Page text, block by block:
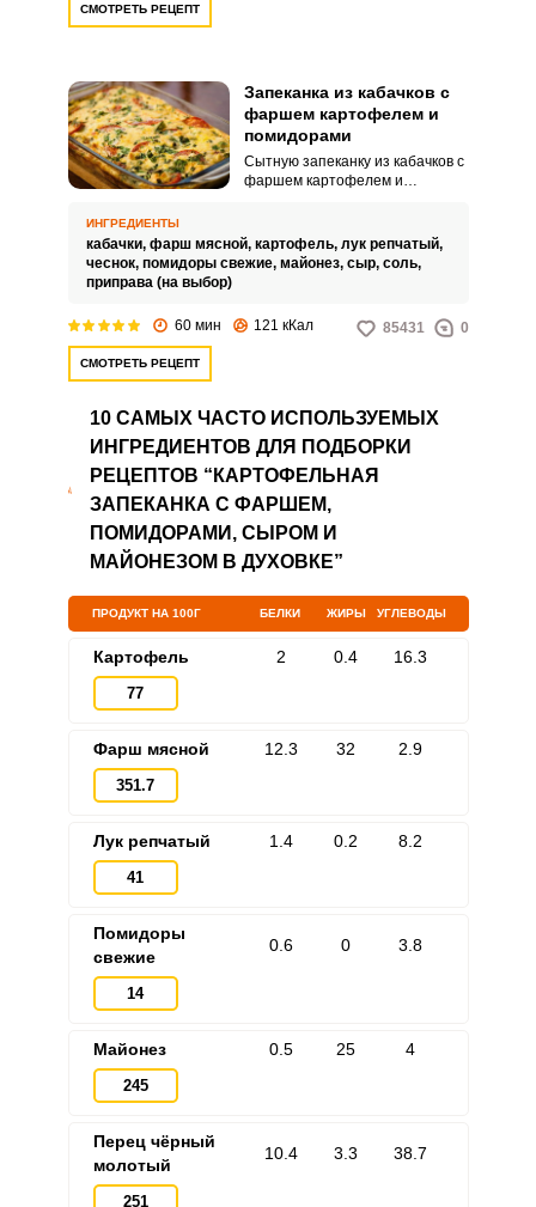
СМОТРЕТЬ РЕЦЕПТ
Запеканка из кабачков с
фаршем картофелем и
помидорами
Сытную запеканку из кабачков с
фаршем картофелем и
получается питательным и
аппетитным благодаря
ИНГРЕДИЕНТЫ
кабачки, фарш мясной, картофель, лук репчатый,
чеснок, помидоры свежие, майонез, сыр, соль,
приправа (на выбор)
60 мин 121 кКал 85431 0
СМОТРЕТЬ РЕЦЕПТ
10 САМЫХ ЧАСТО ИСПОЛЬЗУЕМЫХ
ИНГРЕДИЕНТОВ ДЛЯ ПОДБОРКИ
РЕЦЕПТОВ “КАРТОФЕЛЬНАЯ
ЗАПЕКАНКА С ФАРШЕМ,
ПОМИДОРАМИ, СЫРОМ И
МАЙОНЕЗОМ В ДУХОВКЕ”
ПРОДУКТ НА 100Г БЕЛКИ ЖИРЫ УГЛЕВОДЫ
Картофель
77
2 0.4 16.3
Фарш мясной
351.7
12.3 32 2.9
Лук репчатый
41
1.4 0.2 8.2
Помидоры
свежие
14
0.6 0 3.8
Майонез
245
0.5 25 4
Перец чёрный
молотый
251
10.4 3.3 38.7